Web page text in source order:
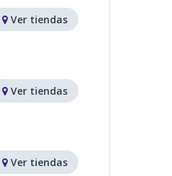
Ver tiendas
Ver tiendas
Ver tiendas